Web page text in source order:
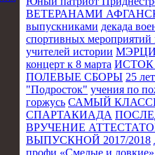
ВЕТЕРАНАМИ
выпускниками декада
спортивных мероприятий
учителей истории
концерт к 8 марта ИСТОК
ПОЛЕВЫЕ СБОРЫ 25
"Подросток" учения по
горжусь САМЫЙ
СПАРТАКИАДА
ВРУЧЕНИЕ
ВЫПУСКНОЙ 2017/2018
профи «Смелые и ловкие»